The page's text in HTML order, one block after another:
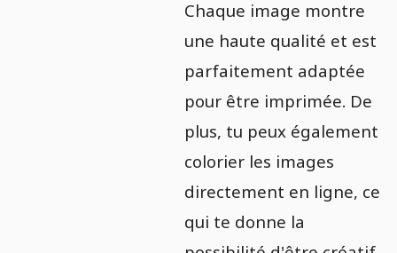
Chaque image montre
une haute qualité et est
parfaitement adaptée
pour être imprimée. De
plus, tu peux également
colorier les images
directement en ligne, ce
qui te donne la